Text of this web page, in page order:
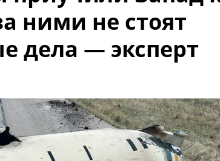
ними не стоят
дела — эксперт